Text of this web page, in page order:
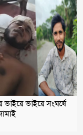
ভাইয়ে ভাইয়ে সংঘর্ষে